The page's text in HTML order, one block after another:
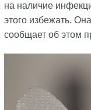
на наличие
этого избежать.
сообщает об этом